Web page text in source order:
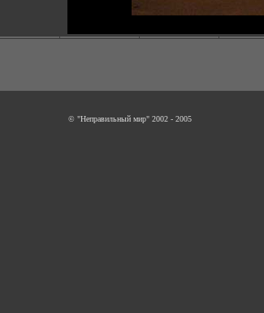
© "Неправильный мир" 2002 - 2005